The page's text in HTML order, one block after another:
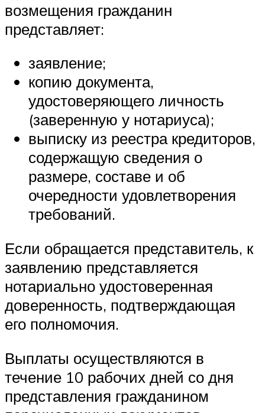
возмещения гражданин
представляет:
заявление;
копию документа,
удостоверяющего личность
(заверенную у нотариуса);
выписку из реестра кредиторов,
содержащую сведения о
размере, составе и об
очередности удовлетворения
требований.
Если обращается представитель, к
заявлению представляется
нотариально удостоверенная
доверенность, подтверждающая
его полномочия.
Выплаты осуществляются в
течение 10 рабочих дней со дня
представления гражданином